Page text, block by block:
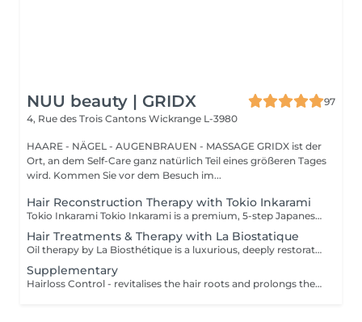
NUU beauty | GRIDX
97
4, Rue des Trois Cantons Wickrange L-3980
HAARE - NÄGEL - AUGENBRAUEN - MASSAGE GRIDX ist der
Ort, an dem Self-Care ganz natürlich Teil eines größeren Tages
wird. Kommen Sie vor dem Besuch im...
Hair Reconstruction Therapy with Tokio Inkarami
Tokio Inkarami Tokio Inkarami is a premium, 5-step Japanese salon treatment designed to repair damaged hair at a molecular level. Utilizing patented technology, it reconstructs keratin bonds from within, enhancing strength, shine, and elasticity for up to 46 weeks, making it ideal for bleached or processed hair. Especially recommended before colouring or lightening to reinforce hair structure and enhance colour durability. For best results, repeat every 4-6 weeks depending on hair condition. Simple, Moderate, Complex This grading reflects your hair's individual characteristics, such as texture, density, and length and is assessed by your hairdresser at the start of your visit. Not sure which to choose? We recommend booking Complex. The price will be adjusted after your consultation. Note: This is not related to the difficulty of service or timing.
Hair Treatments & Therapy with La Biostatique
Oil therapy by La Biosthétique is a luxurious, deeply restorative treatment designed to rejuvenate even the most dry, damaged, or dehydrated hair. Powered by an exclusive blend of precious botanical oils and cutting-edge patented technology, this intensive therapy penetrates deep into the hair fiber to repair and rebuild from within.
Supplementary
Hairloss Control - revitalises the hair roots and prolongs the life cycle of the hair. Restructuring therapy (molecular hair protection complex) - restores and regenerates the internal and external hair structure, while protecting the color. Colour protection - protects and renews sulphur bonds in the hair during chemical treatments. Detangler - multi-effect care: calms, detangles and moisturises. Protective glossing essence - smooths the surface of the hair and provides intensive shine. *Please note that these services may just be done in addition to other services, such as haircut, hair coloring etc.